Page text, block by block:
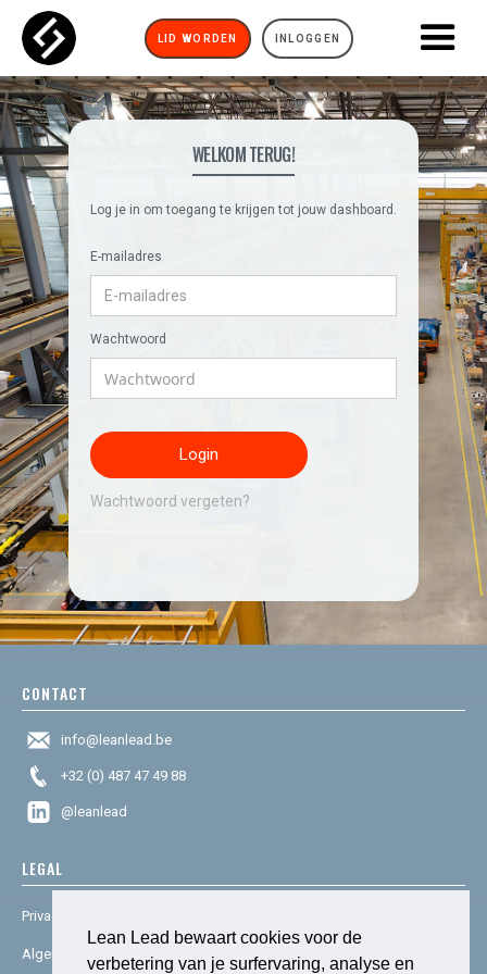
Lean Lead bewaart cookies voor de
verbetering van je surfervaring, analyse en
LID WORDEN INLOGGEN
WELKOM TERUG!
Log je in om toegang te krijgen tot jouw dashboard.
E-mailadres
Wachtwoord
Wachtwoord vergeten?
CONTACT
info@leanlead.be
+32 (0) 487 47 49 88
@leanlead
LEGAL
Privacy & cookies
Algemene voorwaarden